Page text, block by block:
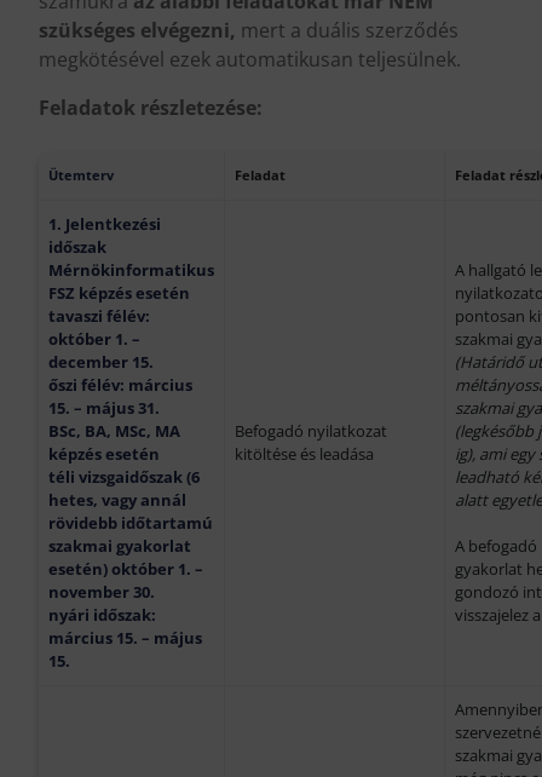
szükséges elvégezni, mert a duális szerződés
megkötésével ezek automatikusan teljesülnek.
Feladatok részletezése:
Ütemterv Feladat Feladat
1. Jelentkezési
időszak
Mérnökinformatikus
FSZ képzés esetén
tavaszi félév:
október 1. –
december 15.
őszi félév: március
15. – május 31.
BSc, BA, MSc, MA
képzés esetén
téli vizsgaidőszak (6
hetes, vagy annál
rövidebb időtartamú
szakmai gyakorlat
esetén) október 1. –
november 30.
nyári időszak:
március 15. – május
15.
Befogadó nyilatkozat
kitöltése és leadása
A hallgató
pontosan
szakmai
(Határidő
szakmai
(legkésőbb
ig), ami
leadható
alatt
A
gyakorlat
gondozó
visszajelez
szakmai